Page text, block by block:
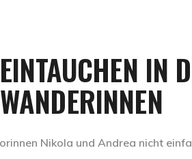
IN
Nikola und Andrea nicht